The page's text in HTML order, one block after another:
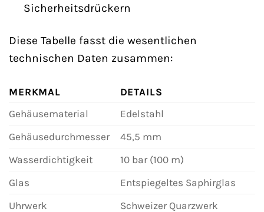
Sicherheitsdrückern
Diese Tabelle fasst die wesentlichen
technischen Daten zusammen:
MERKMAL
DETAILS
Gehäusematerial
Edelstahl
Gehäusedurchmesser
45,5 mm
Wasserdichtigkeit
10 bar (100 m)
Glas
Entspiegeltes Saphirglas
Uhrwerk
Schweizer Quarzwerk